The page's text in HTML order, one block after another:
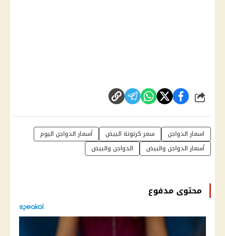
شارك
اسعار الدواجن سعر كرتونة البيض
أسعار الدواجن اليوم
أسعار الدواجن والبيض
الدواجن والبيض
محتوى مدفوع